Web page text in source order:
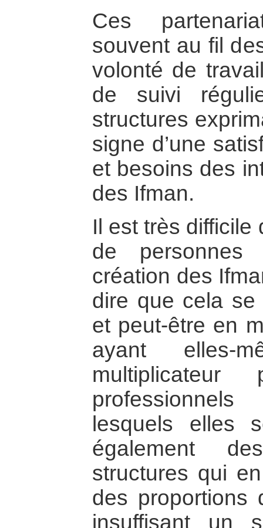
Ces
souvent au fil
volonté de
de suivi
structures
signe d’une
et besoins des
des Ifman.
Il est très difficile
de personnes
création des
dire que cela se
et peut-être en
ayant elles-
lesquels elles
également
structures qui
des proportions
insuffisant un